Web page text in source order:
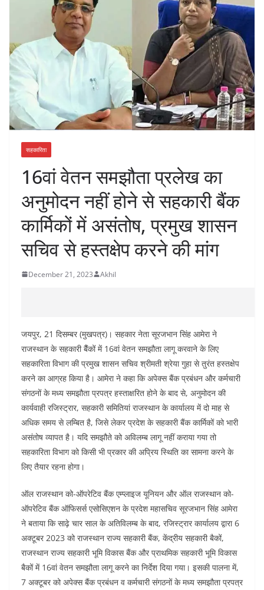
सहकारिता
16वां वेतन समझौता प्रलेख का
अनुमोदन नहीं होने से सहकारी बैंक
कार्मिकों में असंतोष, प्रमुख शासन
सचिव से हस्तक्षेप करने की मांग
December 21, 2023 Akhil
जयपुर, 21 दिसम्बर (मुखपत्र)। सहकार नेता सूरजभान सिंह आमेरा ने
राजस्थान के सहकारी बैैंकों में 16वां वेतन समझौता लागू करवाने के लिए
सहकारिता विभाग की प्रमुख शासन सचिव श्रीमती श्रेया गुहा से तुरंत हस्तक्षेप
करने का आग्रह किया है। आमेरा ने कहा कि अपेक्स बैंक प्रबंधन और कर्मचारी
संगठनों के मध्य समझौता प्रपत्र हस्ताक्षरित होने के बाद से, अनुमोदन की
कार्यवाही रजिस्ट्रार, सहकारी समितियां राजस्थान के कार्यालय में दो माह से
अधिक समय से लम्बित है, जिसे लेकर प्रदेश के सहकारी बैंक कार्मिकों को भारी
असंतोष व्यापत है। यदि समझौते को अविलम्ब लागू नहीं कराया गया तो
सहकारिता विभाग को किसी भी प्रकार की अप्रिय स्थिति का सामना करने के
लिए तैयार रहना होगा।
ऑल राजस्थान को-ऑपरेटिव बैंक एम्प्लाइज यूनियन और ऑल राजस्थान को-
ऑपरेटिव बैंक ऑफिसर्स एसोसिएशन के प्रदेश महासचिव सूरजभान सिंह आमेरा
ने बताया कि साढ़े चार साल के अतिविलम्ब के बाद, रजिस्ट्रार कार्यालय द्वारा 6
अक्टूबर 2023 को राजस्थान राज्य सहकारी बैंक, केंद्रीय सहकारी बैकों,
राजस्थान राज्य सहकारी भूमि विकास बैंक और प्राथमिक सहकारी भूमि विकास
बैकों में 16वां वेतन समझौता लागू करने का निर्देश दिया गया। इसकी पालना में,
7 अक्टूबर को अपेक्स बैंक प्रबंधन व कर्मचारी संगठनों के मध्य समझौता प्रपत्र